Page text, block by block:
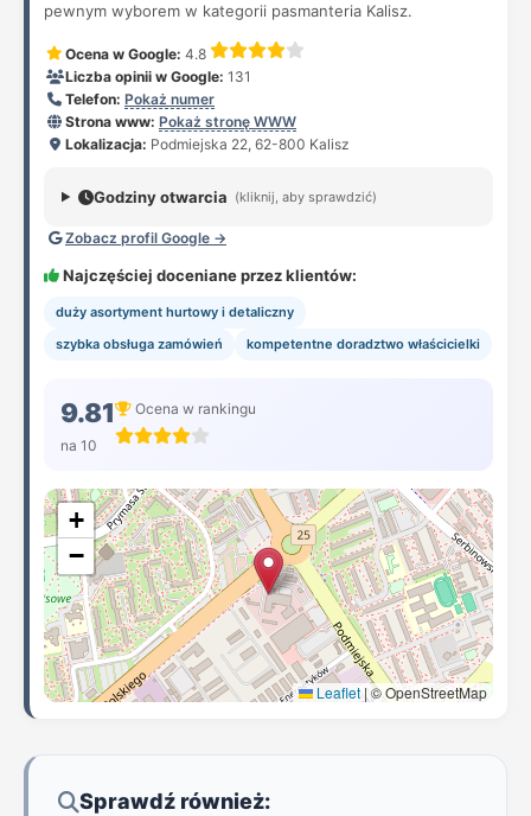
pewnym wyborem w kategorii pasmanteria Kalisz.
Ocena w Google: 4.8
Liczba opinii w Google: 131
Telefon: Pokaż numer
Strona www: Pokaż stronę WWW
Lokalizacja: Podmiejska 22, 62-800 Kalisz
Godziny otwarcia (kliknij, aby sprawdzić)
Zobacz profil Google →
Najczęściej doceniane przez klientów:
duży asortyment hurtowy i detaliczny
szybka obsługa zamówień
kompetentne doradztwo właścicielki
9.81
na 10
Ocena w rankingu
+
−
Leaflet | © OpenStreetMap
Sprawdź również: